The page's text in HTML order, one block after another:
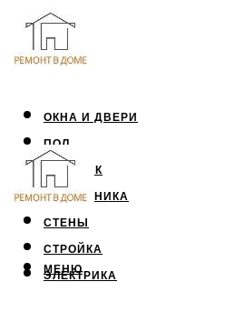
ОКНА И ДВЕРИ
ПОЛ
ПОТОЛОК
САНТЕХНИКА
СТЕНЫ
СТРОЙКА
ЭЛЕКТРИКА
МЕНЮ